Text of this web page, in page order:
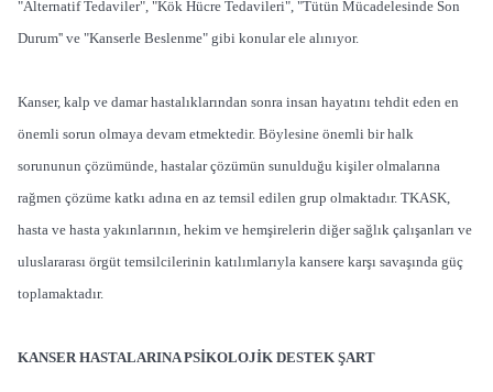
"Alternatif Tedaviler", "Kök Hücre Tedavileri", "Tütün Mücadelesinde Son
Durum'' ve "Kanserle Beslenme" gibi konular ele alınıyor.
Kanser, kalp ve damar hastalıklarından sonra insan hayatını tehdit eden en
önemli sorun olmaya devam etmektedir. Böylesine önemli bir halk
sorununun çözümünde, hastalar çözümün sunulduğu kişiler olmalarına
rağmen çözüme katkı adına en az temsil edilen grup olmaktadır. TKASK,
hasta ve hasta yakınlarının, hekim ve hemşirelerin diğer sağlık çalışanları ve
uluslararası örgüt temsilcilerinin katılımlarıyla kansere karşı savaşında güç
toplamaktadır.
KANSER HASTALARINA PSİKOLOJİK DESTEK ŞART